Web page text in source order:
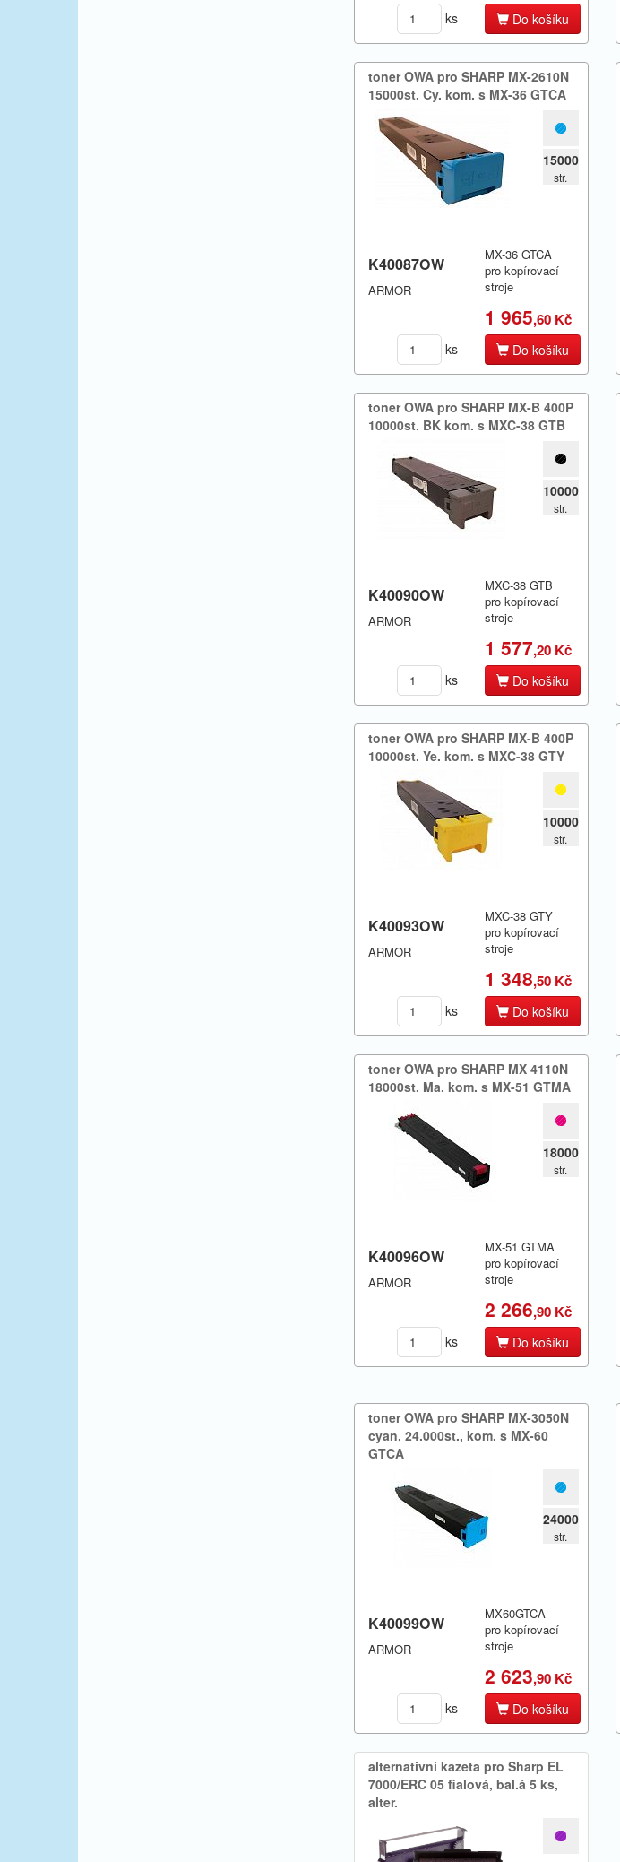
ks Do košíku
toner OWA pro SHARP MX-​2610N
15000st.​ Cy.​ kom.​ s MX-36 GTCA
15000
str.
K40087OW
ARMOR
MX-36 GTCA
pro kopírovací
stroje
1 965,60 Kč
ks Do košíku
toner OWA pro SHARP MX-​B 400P
10000st.​ BK kom.​ s MXC-38 GTB
10000
str.
K40090OW
ARMOR
MXC-38 GTB
pro kopírovací
stroje
1 577,20 Kč
ks Do košíku
toner OWA pro SHARP MX-​B 400P
10000st.​ Ye.​ kom.​ s MXC-38 GTY
10000
str.
K40093OW
ARMOR
MXC-38 GTY
pro kopírovací
stroje
1 348,50 Kč
ks Do košíku
toner OWA pro SHARP MX 4110N
18000st.​ Ma.​ kom.​ s MX-51 GTMA
18000
str.
K40096OW
ARMOR
MX-51 GTMA
pro kopírovací
stroje
2 266,90 Kč
ks Do košíku
toner OWA pro SHARP MX-​3050N
cyan,​ 24.​000st.​,​ kom.​ s MX-60
GTCA
24000
str.
K40099OW
ARMOR
MX60GTCA
pro kopírovací
stroje
2 623,90 Kč
ks Do košíku
alternativní kazeta pro Sharp EL
7000/​ERC 05 fialová,​ bal.​á 5 ks,​
alter.​